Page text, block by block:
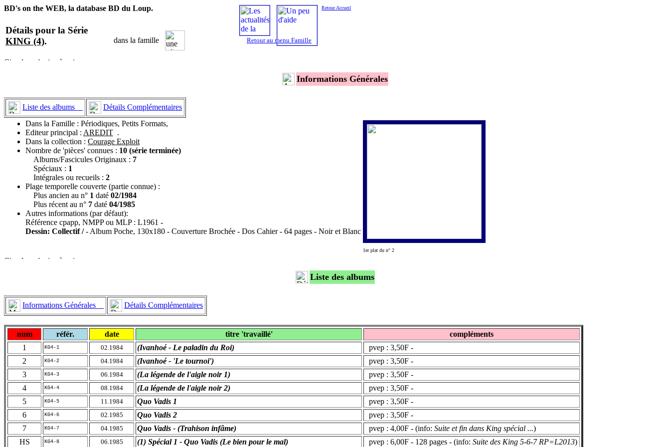
BD's on the WEB, la database BD du Loup.
Détails pour la Série
KING (4). dans la famille Retour au menu Famille
Informations Générales
Liste des albums
Détails Complémentaires
Dans la Famille : Périodiques, Petits Formats,
Editeur principal : AREDIT .
Dans la collection : Courage Exploit
Nombre de 'pièces' connues : 10 (série terminée)
Albums/Fascicules Originaux : 7
Spéciaux : 1
Intégrales ou recueils : 2
Plage temporelle couverte (partie connue) :
Plus ancien au n° 1 daté 02/1984
Plus récent au n° 7 daté 04/1985
Autres informations (par défaut):
Référence cpapp, NMPP ou MLP : L1961 -
Dessin: Collectif /- Album Poche, 130x180 - Couverture Brochée - Dos Cahier - 64 pages - Noir et Blanc
1er plat du n° 2
Liste des albums
Informations Générales Détails Complémentaires
num référ. date titre 'travaillé'
compléments
1
KG4-1 02.1984 (Ivanhoé - Le paladin du Roi)
pvep : 3,50F -
2
KG4-2 04.1984 (Ivanhoé - 'Le tournoi')
pvep : 3,50F -
3
KG4-3 06.1984 (La légende de l'aigle noir 1)
pvep : 3,50F -
4
KG4-4 08.1984 (La légende de l'aigle noir 2)
pvep : 3,50F -
5
KG4-5 11.1984 Quo Vadis 1
pvep : 3,50F -
6
KG4-6 02.1985 Quo Vadis 2
pvep : 3,50F -
7
KG4-7 04.1985 Quo Vadis - (Trahison infâme) pvep : 4,00F - (info: Suite et fin dans King spécial ...)
HS
KG4-8 06.1985 (1) Spécial 1 - Quo Vadis (Le bien pour le mal) pvep : 6,00F - 128 pages - (info: Suite des King 5-6-7 RP=L2013)
Retour Accueil